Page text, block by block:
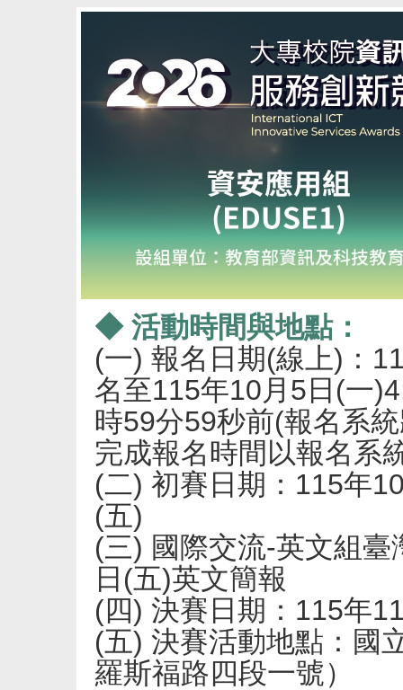
◆ 活動時間與地點：
(一) 報名日期(線上)：
名至115年10月5日(一
時59分59秒前(報名系
完成報名時間以報名系
(二) 初賽日期：115年
(五)
(三) 國際交流-英文組
日(五)英文簡報
(四) 決賽日期：115年
(五) 決賽活動地點：國
羅斯福路四段一號）